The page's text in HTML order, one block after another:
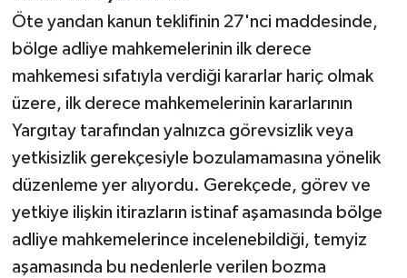
Öte yandan kanun teklifinin 27'nci maddesinde,
bölge adliye mahkemelerinin ilk derece
mahkemesi sıfatıyla verdiği kararlar hariç olmak
üzere, ilk derece mahkemelerinin kararlarının
Yargıtay tarafından yalnızca görevsizlik veya
yetkisizlik gerekçesiyle bozulamamasına yönelik
düzenleme yer alıyordu. Gerekçede, görev ve
yetkiye ilişkin itirazların istinaf aşamasında bölge
adliye mahkemelerince incelenebildiği, temyiz
aşamasında bu nedenlerle verilen bozma